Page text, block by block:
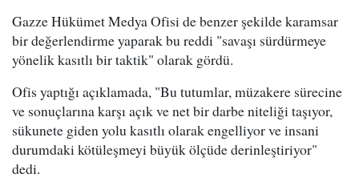
Gazze Hükümet Medya Ofisi de benzer şekilde karamsar
bir değerlendirme yaparak bu reddi "savaşı sürdürmeye
yönelik kasıtlı bir taktik" olarak gördü.
Ofis yaptığı açıklamada, "Bu tutumlar, müzakere sürecine
ve sonuçlarına karşı açık ve net bir darbe niteliği taşıyor,
sükunete giden yolu kasıtlı olarak engelliyor ve insani
durumdaki kötüleşmeyi büyük ölçüde derinleştiriyor"
dedi.